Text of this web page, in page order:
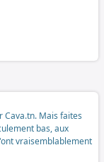
Cava.tn. Mais faites
bas, aux
vraisemblablement